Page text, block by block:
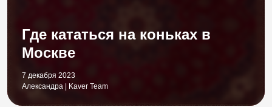
Где кататься на коньках в
Москве
7 декабря 2023
Александра | Kaver Team